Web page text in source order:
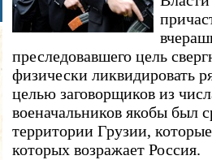
преследовавшего цель
физически ликвидировать
целью заговорщиков из
военачальников якобы
территории Грузии,
которых возражает Россия.